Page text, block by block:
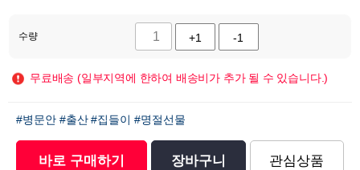
수량 +1 -1
무료배송 (일부지역에 한하여 배송비가 추가 될 수 있습니다.)
#병문안 #출산 #집들이 #명절선물
바로 구매하기 장바구니 관심상품